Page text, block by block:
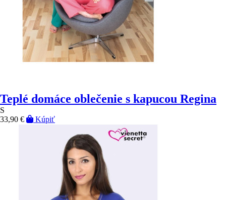
Teplé domáce oblečenie s kapucou Regina
S
33,90 €
Kúpiť